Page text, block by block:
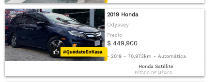
2019 Honda
Odyssey
Precio
$ 449,900
- 2019 - 70,973km - Automática
Honda Satélite
ESTADO DE MÉXICO